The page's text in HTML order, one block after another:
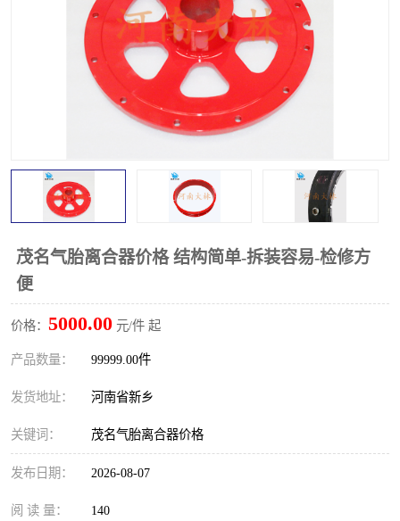
茂名气胎离合器价格 结构简单-拆装容易-检修方
便
价格： 5000.00 元/件 起
产品数量： 99999.00件
发货地址： 河南省新乡
关键词： 茂名气胎离合器价格
发布日期： 2026-08-07
阅 读 量： 140
DY隔膜式离合器 CB离合器
实芯轮胎
联轴器